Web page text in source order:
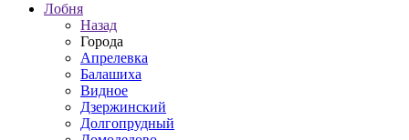
Лобня
Назад
Города
Апрелевка
Балашиха
Видное
Дзержинский
Долгопрудный